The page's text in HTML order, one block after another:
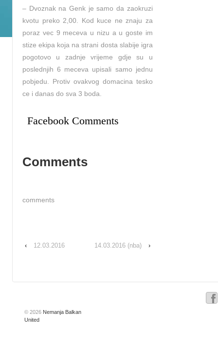
– Dvoznak na Genk je samo da zaokruzi
kvotu preko 2,00. Kod kuce ne znaju za
poraz vec 9 meceva u nizu a u goste im
stize ekipa koja na strani dosta slabije igra
pogotovo u zadnje vrijeme gdje su u
poslednjih 6 meceva upisali samo jednu
pobjedu. Protiv ovakvog domacina tesko
ce i danas do sva 3 boda.
Facebook Comments
Comments
comments
‹ 12.03.2016 14.03.2016 (nba) ›
© 2026 Nemanja Balkan
United